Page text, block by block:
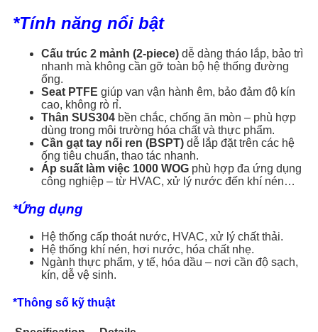
*Tính năng nổi bật
Cấu trúc 2 mảnh (2-piece) dễ dàng tháo lắp, bảo trì
nhanh mà không cần gỡ toàn bộ hệ thống đường
ống.
Seat PTFE giúp van vận hành êm, bảo đảm độ kín
cao, không rò rỉ.
Thân SUS304 bền chắc, chống ăn mòn – phù hợp
dùng trong môi trường hóa chất và thực phẩm.
Cần gạt tay nối ren (BSPT) dễ lắp đặt trên các hệ
ống tiêu chuẩn, thao tác nhanh.
Áp suất làm việc 1000 WOG phù hợp đa ứng dụng
công nghiệp – từ HVAC, xử lý nước đến khí nén…
*Ứng dụng
Hệ thống cấp thoát nước, HVAC, xử lý chất thải.
Hệ thống khí nén, hơi nước, hóa chất nhẹ.
Ngành thực phẩm, y tế, hóa dầu – nơi cần độ sạch,
kín, dễ vệ sinh.
*Thông số kỹ thuật